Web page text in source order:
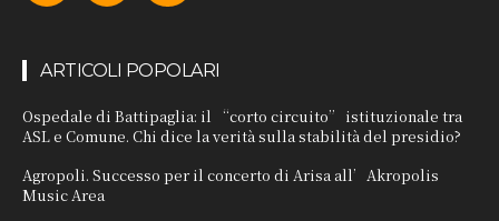
ARTICOLI POPOLARI
Ospedale di Battipaglia: il “corto circuito” istituzionale tra
ASL e Comune. Chi dice la verità sulla stabilità del presidio?
Agropoli. Successo per il concerto di Arisa all’Akropolis
Music Area